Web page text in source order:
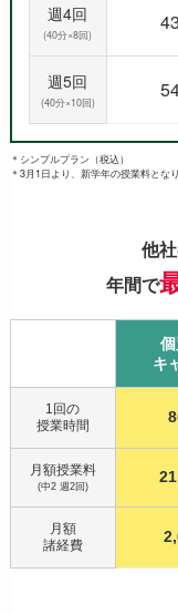
週4回
(40分×8回)
週5回
(40分×10回)
＊シンプルプラン（税込）
＊3月1日より、新学年の授業料となり
他
年間で
キ
1回の
授業時間
月額授業料
(中2 週2回)
月額
諸経費